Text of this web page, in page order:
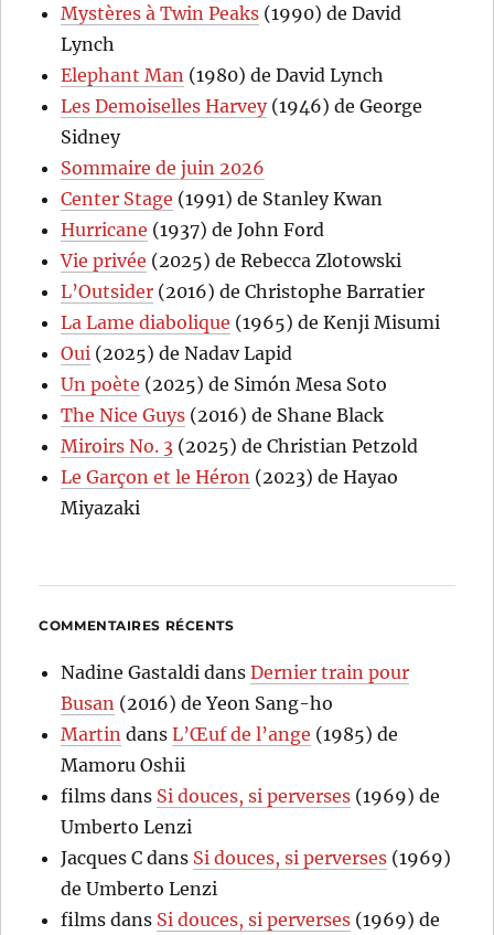
Mystères à Twin Peaks (1990) de David
Lynch
Elephant Man (1980) de David Lynch
Les Demoiselles Harvey(1946) de George
Sidney
Sommaire de juin 2026
Center Stage (1991) de Stanley Kwan
Hurricane (1937) de John Ford
Vie privée (2025) de Rebecca Zlotowski
L’Outsider (2016) de Christophe Barratier
La Lame diabolique (1965) de Kenji Misumi
Oui (2025) de Nadav Lapid
Un poète (2025) de Simón Mesa Soto
The Nice Guys (2016) de Shane Black
Miroirs No. 3 (2025) de Christian Petzold
Le Garçon et le Héron (2023) de Hayao
Miyazaki
COMMENTAIRES RÉCENTS
Nadine Gastaldi dansDernier train pour
Busan (2016) de Yeon Sang-ho
Martin dansL’Œuf de l’ange (1985) de
Mamoru Oshii
films dans Si douces, si perverses (1969) de
Umberto Lenzi
Jacques C dans Si douces, si perverses (1969)
de Umberto Lenzi
films dans Si douces, si perverses (1969) de